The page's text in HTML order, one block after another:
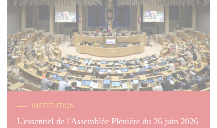
INSTITUTION
L'essentiel de l'Assemblée Plénière du 26 juin 2026